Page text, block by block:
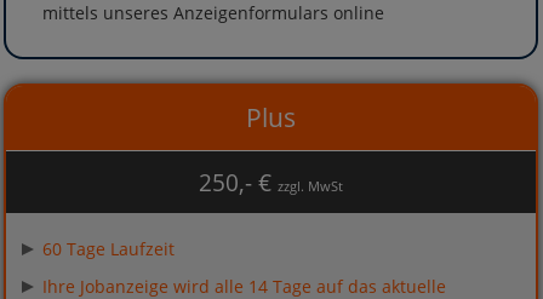
mittels unseres Anzeigenformulars online
Plus
250,- € zzgl. MwSt
60 Tage Laufzeit
Ihre Jobanzeige wird alle 14 Tage auf das aktuelle